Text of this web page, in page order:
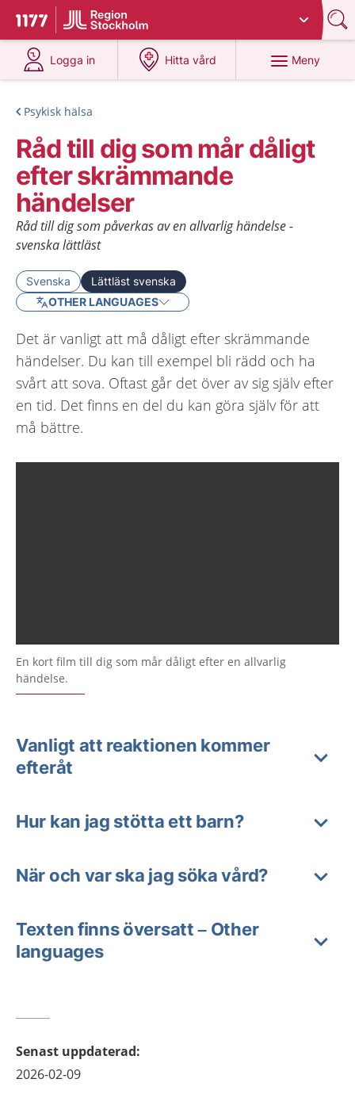
Till startsidan för 1177
Du har valt region
Logga in
på 1177.se
Hitta vård
på 1177.se
Meny
Psykisk hälsa
Råd till dig som mår dåligt
efter skrämmande
händelser
Råd till dig som påverkas av en allvarlig händelse -
svenska lättläst
Svenska
Lättläst svenska
OTHER LANGUAGES
Det är vanligt att må dåligt efter skrämmande
händelser. Du kan till exempel bli rädd och ha
svårt att sova. Oftast går det över av sig själv efter
en tid. Det finns en del du kan göra själv för att
må bättre.
En kort film till dig som mår dåligt efter en allvarlig
händelse.
Vanligt att reaktionen kommer
efteråt
Hur kan jag stötta ett barn?
När och var ska jag söka vård?
Texten finns översatt – Other
languages
Senast uppdaterad:
2026-02-09